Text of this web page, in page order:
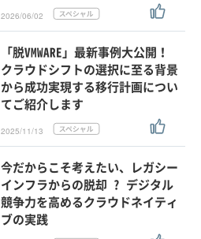
2026/06/02
「脱VMWARE」最新事例大公開！
クラウドシフトの選択に至る背景
から成功実現する移行計画につい
てご紹介します
2025/11/13
今だからこそ考えたい、レガシー
インフラからの脱却 ? デジタル
競争力を高めるクラウドネイティ
ブの実践